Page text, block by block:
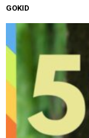
GOKID